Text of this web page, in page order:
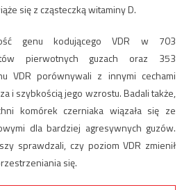
się z cząsteczką witaminy D.
genu kodującego VDR w 703
pierwotnych guzach oraz 353
VDR porównywali z innymi cechami
i szybkością jego wzrostu. Badali także,
komórek czerniaka wiązała się ze
dla bardziej agresywnych guzów.
sprawdzali, czy poziom VDR zmienił
się.